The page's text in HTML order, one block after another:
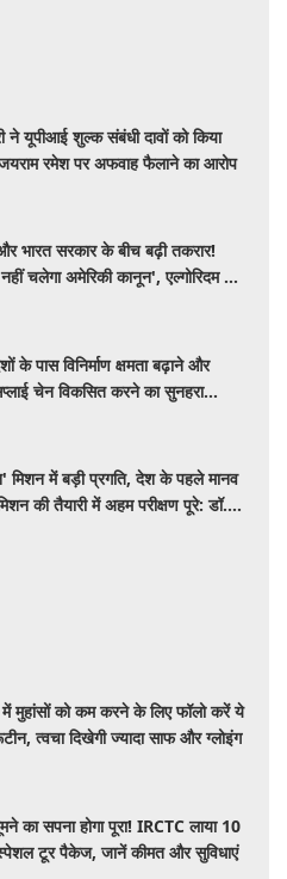
ने यूपीआई शुल्क संबंधी दावों को किया
रमेश पर अफवाह फैलाने का आरोप
भारत सरकार के बीच बढ़ी तकरार!
चलेगा अमेरिकी कानून', एल्गोरिदम को
के पास विनिर्माण क्षमता बढ़ाने और
चेन विकसित करने का सुनहरा
मिशन में बड़ी प्रगति, देश के पहले मानव
की तैयारी में अहम परीक्षण पूरे: डॉ.
में मुहांसों को कम करने के लिए फॉलो करें ये
त्वचा दिखेगी ज्यादा साफ और ग्लोइंग
का सपना होगा पूरा! IRCTC लाया 10
टूर पैकेज, जानें कीमत और सुविधाएं